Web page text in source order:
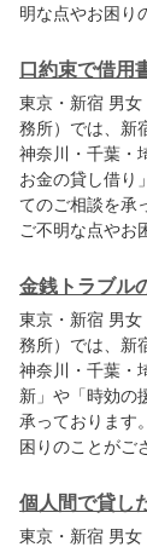
明な点やお困り
口約束で借用
東京・新宿 男女
務所）では、新
神奈川・千葉・
お金の貸し借り
てのご相談を承
ご不明な点やお
金銭トラブル
東京・新宿 男女
務所）では、新
神奈川・千葉・
新」や「時効の
承っております
困りのことがご
個人間で貸し
東京・新宿 男女